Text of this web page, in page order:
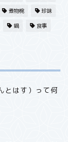
煮物椀 珍味
鍋 食事
とはす）って何
春・魚
・野菜